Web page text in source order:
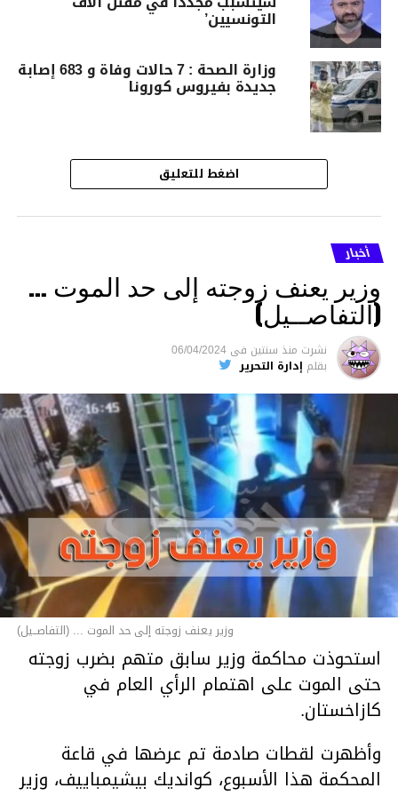
التونسيين’
وزارة الصحة : 7 حالات وفاة و 683 إصابة
جديدة بفيروس كورونا
اضغط للتعليق
أخبار
وزير يعنف زوجته إلى حد الموت …
(التفاصــيل)
نشرت منذ سنتين فى 06/04/2024
بقلم إدارة التحرير
وزير يعنف زوجته إلى حد الموت ... (التفاصــيل)
استحوذت محاكمة وزير سابق متهم بضرب زوجته
حتى الموت على اهتمام الرأي العام في
كازاخستان.
وأظهرت لقطات صادمة تم عرضها في قاعة
المحكمة هذا الأسبوع، كوانديك بيشيمباييف، وزير